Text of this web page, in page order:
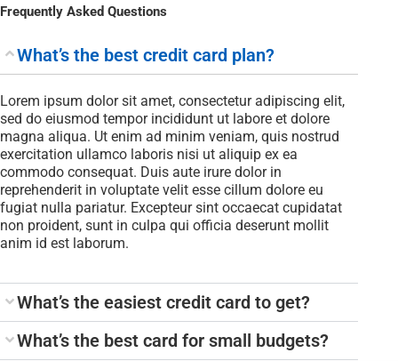
Frequently Asked Questions
What’s the best credit card plan?
Lorem ipsum dolor sit amet, consectetur adipiscing elit,
sed do eiusmod tempor incididunt ut labore et dolore
magna aliqua. Ut enim ad minim veniam, quis nostrud
exercitation ullamco laboris nisi ut aliquip ex ea
commodo consequat. Duis aute irure dolor in
reprehenderit in voluptate velit esse cillum dolore eu
fugiat nulla pariatur. Excepteur sint occaecat cupidatat
non proident, sunt in culpa qui officia deserunt mollit
anim id est laborum.
What’s the easiest credit card to get?
What’s the best card for small budgets?